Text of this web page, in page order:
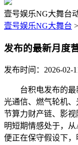
壹号娱乐NG大舞台
壹号娱乐NG大舞台 >
发布的最新月度
发布时间：2026-
台积电发布的最新
光通信、燃气轮机
节算力财产链、影
明短期情感处于，
便正在保守假设下